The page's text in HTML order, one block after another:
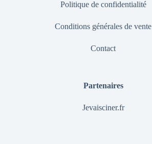
Politique de confidentialité
Conditions générales de vente
Contact
Partenaires
Jevaisciner.fr